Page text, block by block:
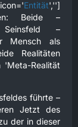
Entität','']
Beide –
–
Mensch als
Realitäten
Realität
führte –
Jetzt des
der in dieser